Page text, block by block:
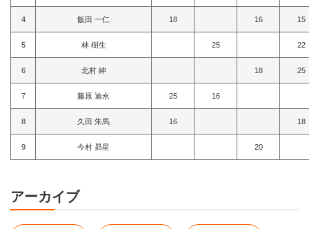
4 飯田 一仁 18 16 15
5 林 樹生 25 22
6 北村 紳 18 25
7 藤原 迪永 25 16
8 久田 朱馬 16 18
9 今村 昴星 20
アーカイブ